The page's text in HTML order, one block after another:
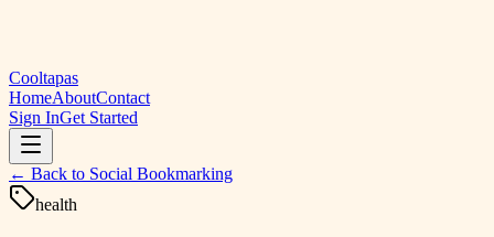
Cooltapas
HomeAboutContact
Sign InGet Started
← Back to Social Bookmarking
health